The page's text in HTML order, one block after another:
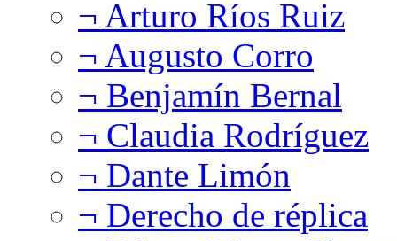
¬ Arturo Ríos Ruiz
¬ Augusto Corro
¬ Benjamín Bernal
¬ Claudia Rodríguez
¬ Dante Limón
¬ Derecho de réplica